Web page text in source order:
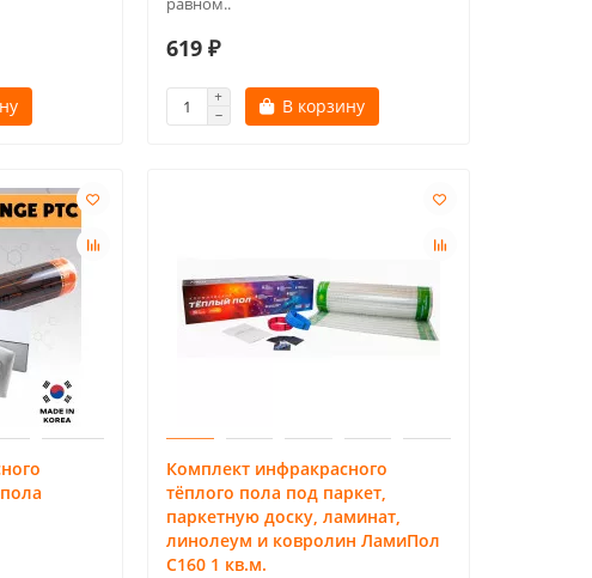
619 ₽
В корзину
Комплект инфракрасного
тёплого пола под паркет,
паркетную доску, ламинат,
линолеум и ковролин ЛамиПол
C160 1 кв.м.